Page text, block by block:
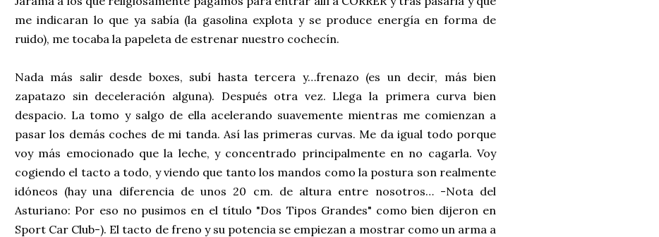
me indicaran lo que ya sabía (la gasolina explota y se produce energía en forma de
ruido), me tocaba la papeleta de estrenar nuestro cochecín.
Nada más salir desde boxes, subí hasta tercera y…frenazo (es un decir, más bien
zapatazo sin deceleración alguna). Después otra vez. Llega la primera curva bien
despacio. La tomo y salgo de ella acelerando suavemente mientras me comienzan a
pasar los demás coches de mi tanda. Así las primeras curvas. Me da igual todo porque
voy más emocionado que la leche, y concentrado principalmente en no cagarla. Voy
cogiendo el tacto a todo, y viendo que tanto los mandos como la postura son realmente
idóneos (hay una diferencia de unos 20 cm. de altura entre nosotros… -Nota del
Asturiano: Por eso no pusimos en el título "Dos Tipos Grandes" como bien dijeron en
Sport Car Club-). El tacto de freno y su potencia se empiezan a mostrar como un arma a